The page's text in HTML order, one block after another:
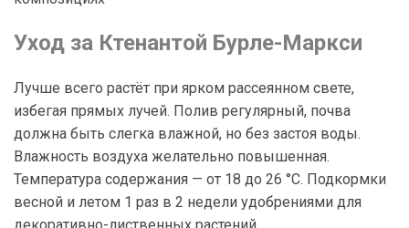
Уход за Ктенантой Бурле-Маркси
Лучше всего растёт при ярком рассеянном свете,
избегая прямых лучей. Полив регулярный, почва
должна быть слегка влажной, но без застоя воды.
Влажность воздуха желательно повышенная.
Температура содержания — от 18 до 26 °C. Подкормки
весной и летом 1 раз в 2 недели удобрениями для
декоративно-лиственных растений.